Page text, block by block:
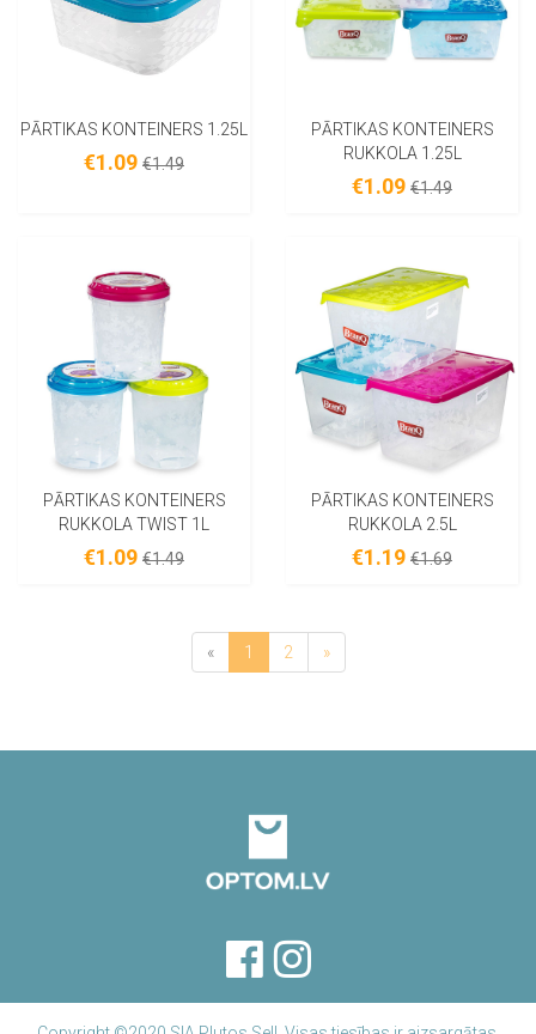
PĀRTIKAS KONTEINERS 1.25L
€1.09 €1.49
PĀRTIKAS KONTEINERS
RUKKOLA 1.25L
€1.09 €1.49
PĀRTIKAS KONTEINERS
RUKKOLA TWIST 1L
€1.09 €1.49
PĀRTIKAS KONTEINERS
RUKKOLA 2.5L
€1.19 €1.69
« 1 2 »